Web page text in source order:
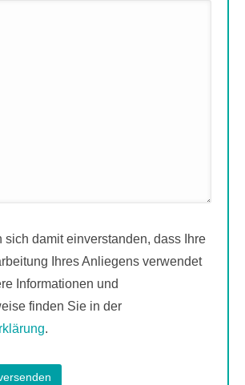
sich damit einverstanden, dass Ihre
Ihres Anliegens verwendet
Informationen und
finden Sie in der
.